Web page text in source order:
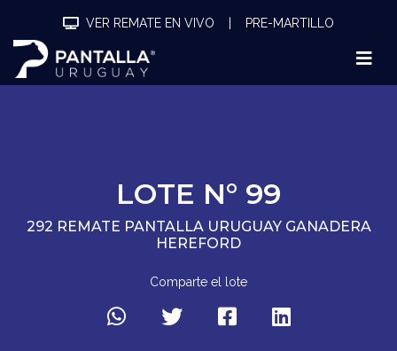
VER REMATE EN VIVO PRE-MARTILLO
LOTE N° 99
292 REMATE PANTALLA URUGUAY GANADERA
HEREFORD
Comparte el lote